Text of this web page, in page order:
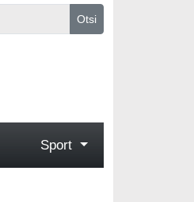
Otsi
Sport